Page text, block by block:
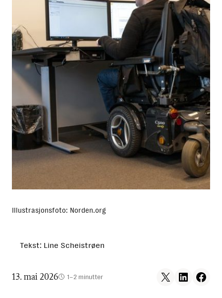
Illustrasjonsfoto: Norden.org
Tekst: Line Scheistrøen
13. mai 2026 1–2 minutter Share on X Share on LinkedIn
Share on